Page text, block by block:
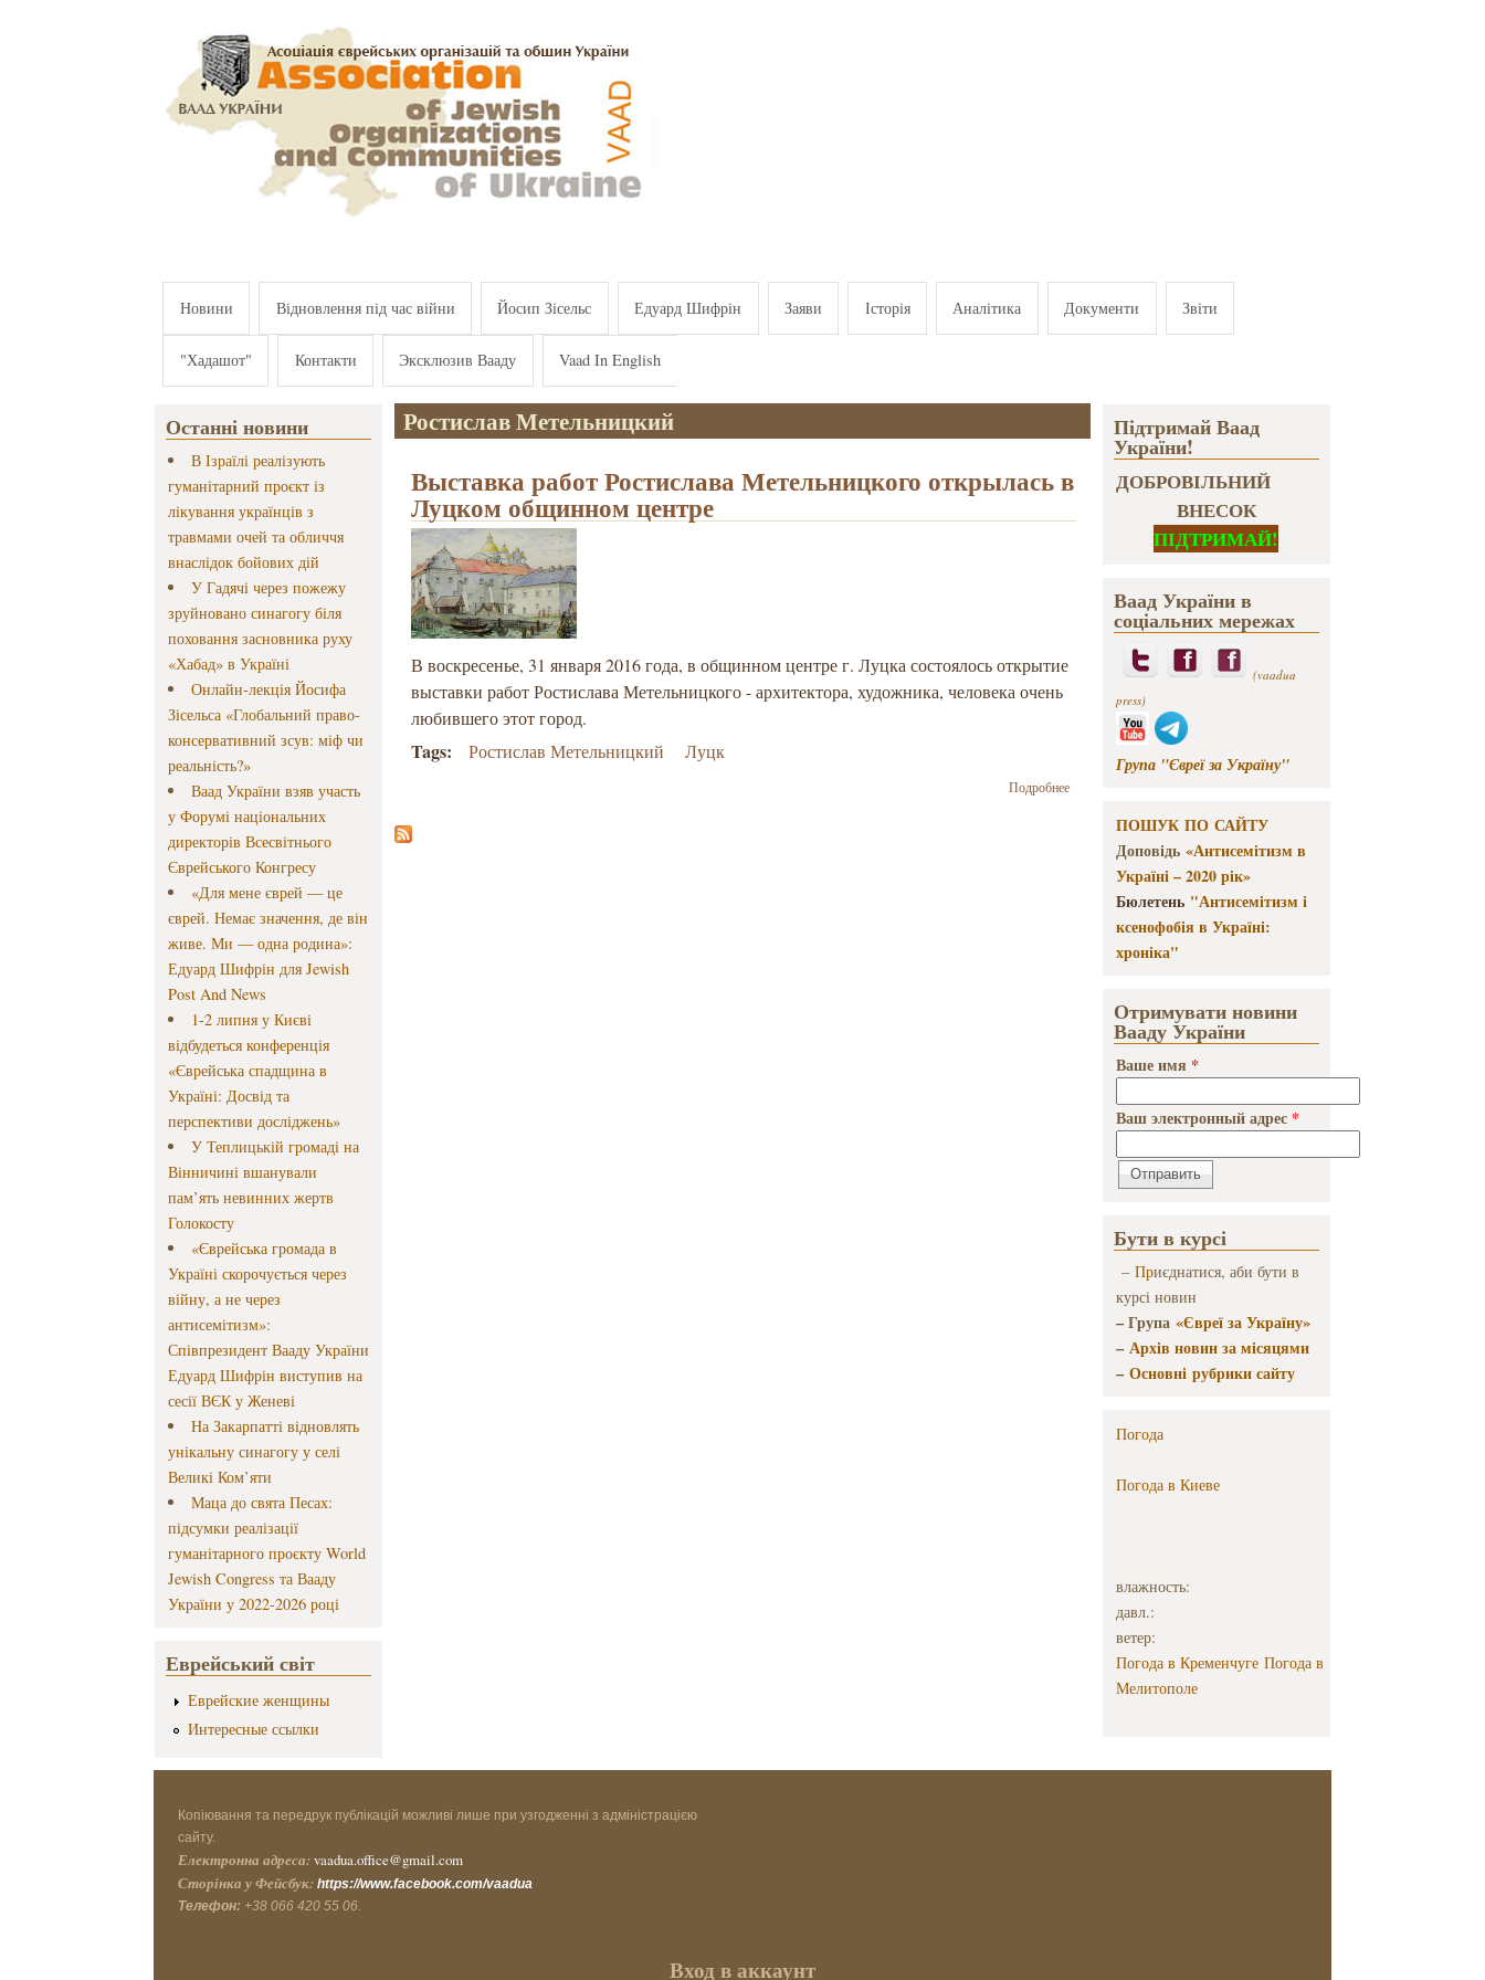
Новини Відновлення під час війни Йосип Зісельс Едуард Шифрін Заяви Історія Аналітика Документи Звіти
"Хадашот" Контакти Эксклюзив Вааду Vaad In English
Останні новини
В Ізраїлі реалізують
гуманітарний проєкт із
лікування українців з
травмами очей та обличчя
внаслідок бойових дій
У Гадячі через пожежу
зруйновано синагогу біля
поховання засновника руху
«Хабад» в Україні
Онлайн-лекція Йосифа
Зісельса «Глобальний право-
консервативний зсув: міф чи
реальність?»
Ваад України взяв участь
у Форумі національних
директорів Всесвітнього
Єврейського Конгресу
«Для мене єврей — це
єврей. Немає значення, де він
живе. Ми — одна родина»:
Едуард Шифрін для Jewish
Post And News
1-2 липня у Києві
відбудеться конференція
«Єврейська спадщина в
Україні: Досвід та
перспективи досліджень»
У Теплицькій громаді на
Вінничині вшанували
пам’ять невинних жертв
Голокосту
«Єврейська громада в
Україні скорочується через
війну, а не через
антисемітизм»:
Співпрезидент Вааду України
Едуард Шифрін виступив на
сесії ВЄК у Женеві
На Закарпатті відновлять
унікальну синагогу у селі
Великі Ком’яти
Маца до свята Песах:
підсумки реалізації
гуманітарного проєкту World
Jewish Congress та Вааду
України у 2022-2026 році
Еврейський світ
Еврейские женщины
Интересные ссылки
Ростислав Метельницкий
Выставка работ Ростислава Метельницкого открылась в
Луцком общинном центре
В воскресенье, 31 января 2016 года, в общинном центре г. Луцка состоялось открытие
выставки работ Ростислава Метельницкого - архитектора, художника, человека очень
любившего этот город.
Tags: Ростислав Метельницкий Луцк
Подробнеео Выставка
Ростислава
Метельницкого
открылась в
общинном
Підтримай Ваад
України!
ДОБРОВІЛЬНИЙ
ВНЕСОК
ПІДТРИМАЙ!
Ваад України в
соціальних мережах
(vaadua
press)
Група "Євреї за Україну"
ПОШУК ПО САЙТУ
Доповідь «Антисемітизм в
Україні – 2020 рік»
Бюлетень "Антисемітизм і
ксенофобія в Україні:
хроніка"
Отримувати новини
Вааду України
Ваше имя *
Ваш электронный адрес *
Бути в курсі
– Приєднатися, аби бути в
курсі новин
– Група «Євреї за Україну»
–Архів новин за місяцями
–Основні рубрики сайту
Погода
Погода в Киеве
влажность:
давл.:
ветер:
Погода в Кременчуге Погода в
Мелитополе
Копіювання та передрук публікацій можливі лише при узгодженні з адміністрацією
сайту.
Електронна адреса: vaadua.office@gmail.com
Сторінка у Фейсбук: https://www.facebook.com/vaadua
Телефон: +38 066 420 55 06.
Вход в аккаунт